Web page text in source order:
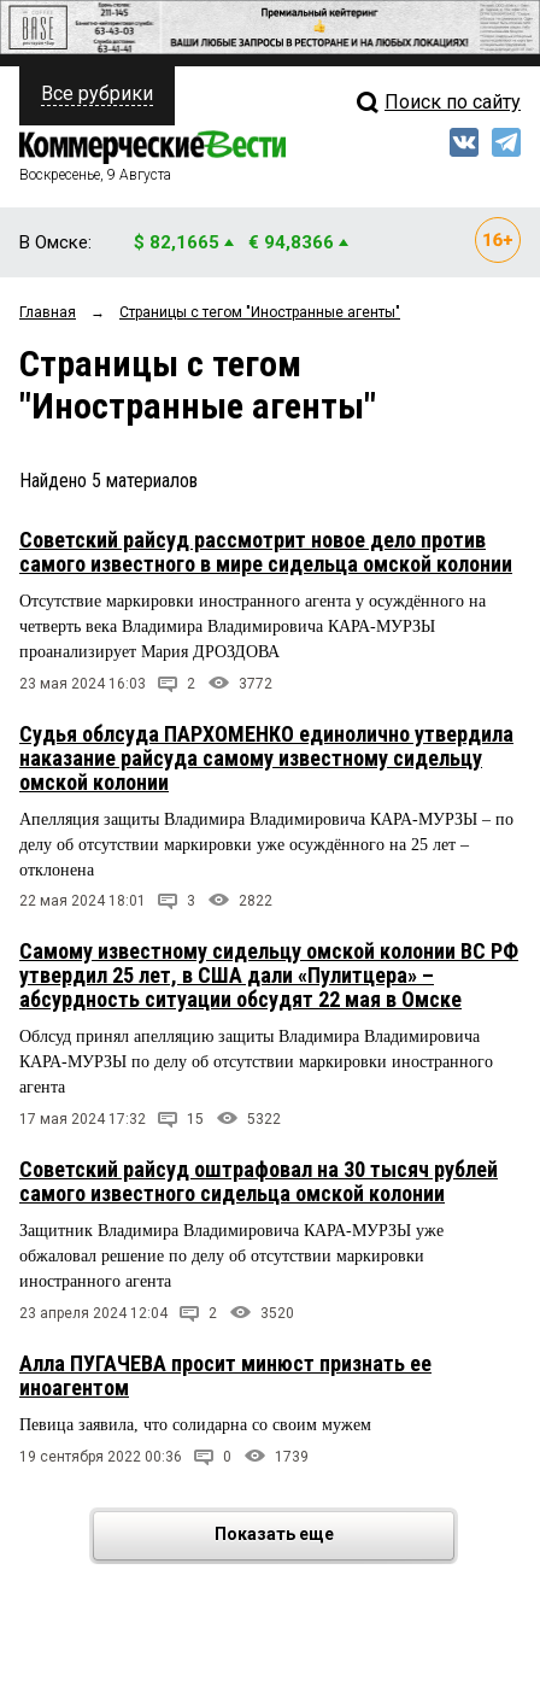
ПОЛИТИКА
ФИНАНСЫ
ОБЩЕСТВО
ЗАКОН
НОВОСТИ КОМПАНИЙ
ПРОИСШЕСТВИЯ
СТИЛЬ ЖИЗНИ
Свежий выпуск
Мнения
Блоги
Все рубрики Поиск по сайту
Воскресенье, 9 Августа
В Омске: $ 82,1665 € 94,8366
Главная → Страницы c тегом "Иностранные агенты"
Страницы c тегом
"Иностранные агенты"
Найдено 5 материалов
Советский райсуд рассмотрит новое дело против
самого известного в мире сидельца омской колонии
Отсутствие маркировки иностранного агента у осуждённого на
четверть века Владимира Владимировича КАРА-МУРЗЫ
проанализирует Мария ДРОЗДОВА
23 мая 2024 16:03 2 3772
Судья облсуда ПАРХОМЕНКО единолично утвердила
наказание райсуда самому известному сидельцу
омской колонии
Апелляция защиты Владимира Владимировича КАРА-МУРЗЫ – по
делу об отсутствии маркировки уже осуждённого на 25 лет –
отклонена
22 мая 2024 18:01 3 2822
Самому известному сидельцу омской колонии ВС РФ
утвердил 25 лет, в США дали «Пулитцера» –
абсурдность ситуации обсудят 22 мая в Омске
Облсуд принял апелляцию защиты Владимира Владимировича
КАРА-МУРЗЫ по делу об отсутствии маркировки иностранного
агента
17 мая 2024 17:32 15 5322
Советский райсуд оштрафовал на 30 тысяч рублей
самого известного сидельца омской колонии
Защитник Владимира Владимировича КАРА-МУРЗЫ уже
обжаловал решение по делу об отсутствии маркировки
иностранного агента
23 апреля 2024 12:04 2 3520
Алла ПУГАЧЕВА просит минюст признать ее
иноагентом
Певица заявила, что солидарна со своим мужем
19 сентября 2022 00:36 0 1739
Показать еще